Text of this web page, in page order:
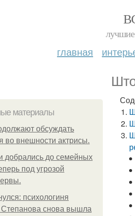
лучшие
главная
материалы
обсуждать
во внешности актрисы.
добрались до семейных
под угрозой
психологиня
Степанова снова вышла